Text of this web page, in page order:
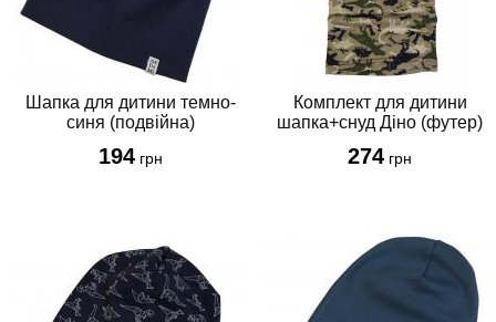
Шапка для дитини темно-
синя (подвійна)
194 грн
Комплект для дитини
шапка+снуд Діно (футер)
274 грн